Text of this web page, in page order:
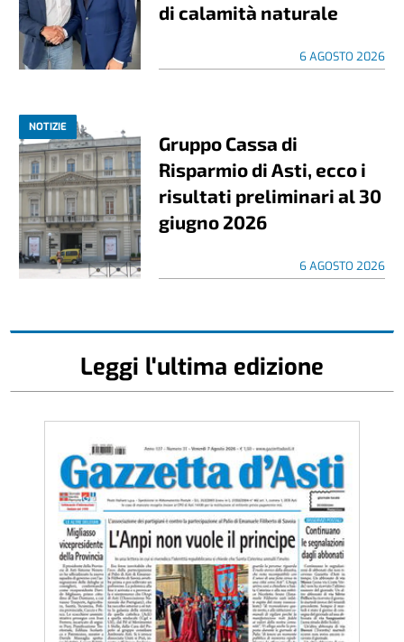
di calamità naturale
6 AGOSTO 2026
NOTIZIE
Gruppo Cassa di
Risparmio di Asti, ecco i
risultati preliminari al 30
giugno 2026
6 AGOSTO 2026
Leggi l'ultima edizione